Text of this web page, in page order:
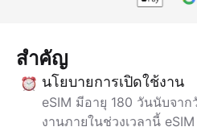
สำคัญ
นโยบายการเปิดใช้งาน
eSIM มีอายุ 180 วันนับจา
งานภายในช่วงเวลานี้